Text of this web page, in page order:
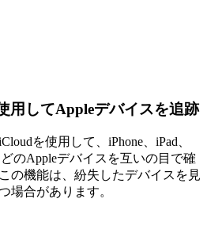
用してAppleデバイスを追跡
を使用して、iPhone、iPad、
のAppleデバイスを互いの目で確
の機能は、紛失したデバイスを見
場合があります。